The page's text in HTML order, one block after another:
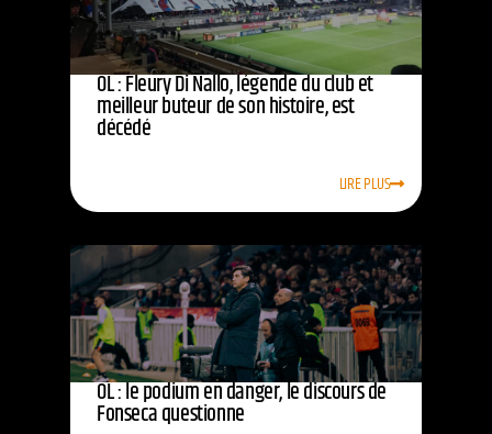
OL : Fleury Di Nallo, légende du club et
meilleur buteur de son histoire, est
décédé
LIRE PLUS
OL : le podium en danger, le discours de
Fonseca questionne